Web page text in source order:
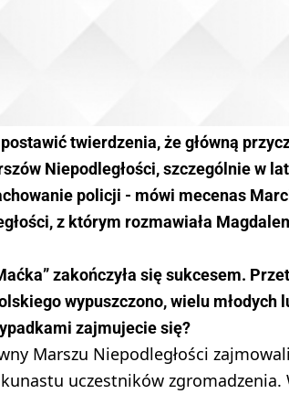
twierdzenia, że główną
Niepodległości, szczególnie w
policji - mówi mecenas
z którym rozmawiała
zakończyła się sukcesem.
wypuszczono, wielu młodych
zajmujecie się?
Marszu Niepodległości
uczestników zgromadzenia.